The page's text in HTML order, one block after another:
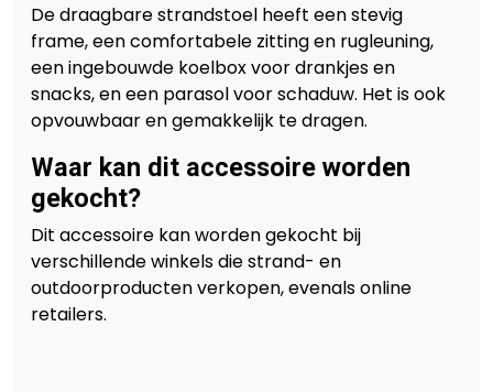
De draagbare strandstoel heeft een stevig
frame, een comfortabele zitting en rugleuning,
een ingebouwde koelbox voor drankjes en
snacks, en een parasol voor schaduw. Het is ook
opvouwbaar en gemakkelijk te dragen.
Waar kan dit accessoire worden
gekocht?
Dit accessoire kan worden gekocht bij
verschillende winkels die strand- en
outdoorproducten verkopen, evenals online
retailers.